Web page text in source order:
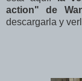
action" de
descargarla y